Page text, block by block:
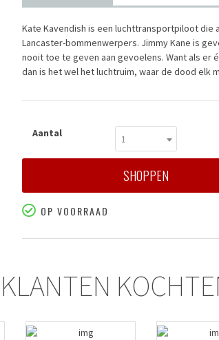
Kate Kavendish is een luchttransportpiloot
Lancaster-bommenwerpers. Jimmy Kane is
nooit toe te geven aan gevoelens. Want als er
dan is het wel het luchtruim, waar de dood elk
Aantal 1
SHOPPEN
OP VOORRAAD
KLANTEN